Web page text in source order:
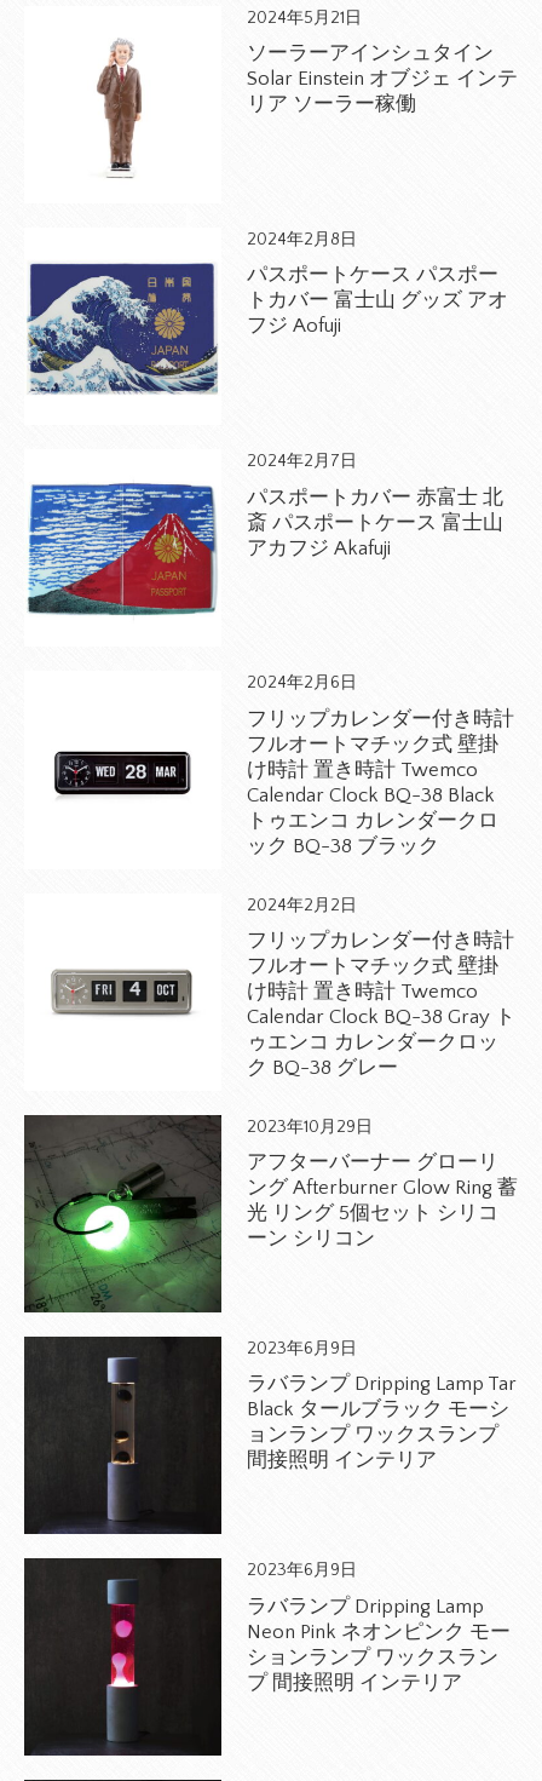
2024年5月21日
ソーラーアインシュタイン
Solar Einstein オブジェ インテ
リア ソーラー稼働
2024年2月8日
パスポートケース パスポー
トカバー 富士山 グッズ アオ
フジ Aofuji
2024年2月7日
パスポートカバー 赤富士 北
斎 パスポートケース 富士山
アカフジ Akafuji
2024年2月6日
フリップカレンダー付き時計
フルオートマチック式 壁掛
け時計 置き時計 Twemco
Calendar Clock BQ-38 Black
トゥエンコ カレンダークロ
ック BQ-38 ブラック
2024年2月2日
フリップカレンダー付き時計
フルオートマチック式 壁掛
け時計 置き時計 Twemco
Calendar Clock BQ-38 Gray ト
ゥエンコ カレンダークロッ
ク BQ-38 グレー
2023年10月29日
アフターバーナー グローリ
ング Afterburner Glow Ring 蓄
光 リング 5個セット シリコ
ーン シリコン
2023年6月9日
ラバランプ Dripping Lamp Tar
Black タールブラック モーシ
ョンランプ ワックスランプ
間接照明 インテリア
2023年6月9日
ラバランプ Dripping Lamp
Neon Pink ネオンピンク モー
ションランプ ワックスラン
プ 間接照明 インテリア